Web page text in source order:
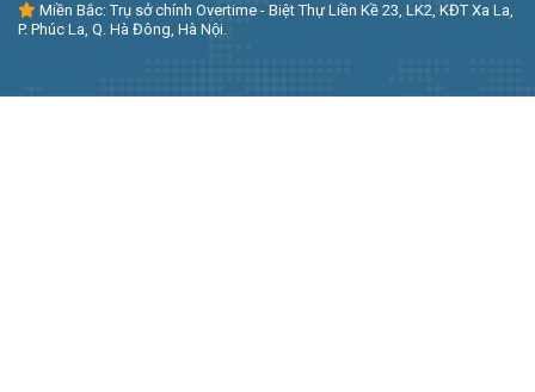
Miền Bắc: Trụ sở chính Overtime - Biệt Thự Liền Kề 23, LK2, KĐT Xa La,
P. Phúc La, Q. Hà Đông, Hà Nội.